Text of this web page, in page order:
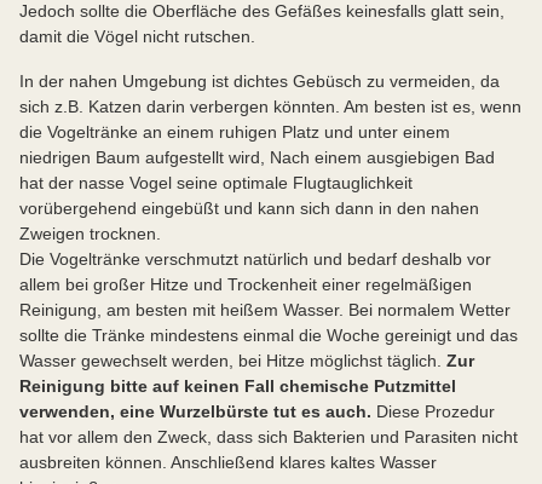
Jedoch sollte die Oberfläche des Gefäßes keinesfalls glatt sein,
damit die Vögel nicht rutschen.
In der nahen Umgebung ist dichtes Gebüsch zu vermeiden, da
sich z.B. Katzen darin verbergen könnten. Am besten ist es, wenn
die Vogeltränke an einem ruhigen Platz und unter einem
niedrigen Baum aufgestellt wird, Nach einem ausgiebigen Bad
hat der nasse Vogel seine optimale Flugtauglichkeit
vorübergehend eingebüßt und kann sich dann in den nahen
Zweigen trocknen.
Die Vogeltränke verschmutzt natürlich und bedarf deshalb vor
allem bei großer Hitze und Trockenheit einer regelmäßigen
Reinigung, am besten mit heißem Wasser. Bei normalem Wetter
sollte die Tränke mindestens einmal die Woche gereinigt und das
Wasser gewechselt werden, bei Hitze möglichst täglich. Zur
Reinigung bitte auf keinen Fall chemische Putzmittel
verwenden, eine Wurzelbürste tut es auch. Diese Prozedur
hat vor allem den Zweck, dass sich Bakterien und Parasiten nicht
ausbreiten können. Anschließend klares kaltes Wasser